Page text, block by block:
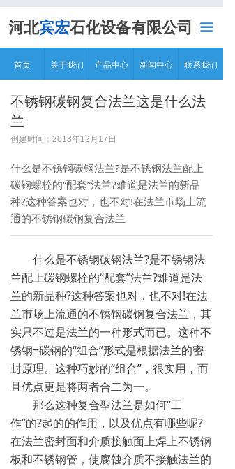
끀
关于我们
产品中心
生产设备
资质荣誉
销售网络
新闻中心
联系我们
河北宾宏石化设备有限公司
首页 关于我们 产品中心 新闻中心 联系我们
不锈钢碳钢复合法兰这是什么法
兰
创建时间： 2018年12月17日
什么是不锈钢碳钢法兰?是不锈钢法兰配上
碳钢螺栓的“配套”法兰?难道是法兰的新品
种?这种答案也对，也不对!在法兰市场上流
通的不锈钢碳钢复合法兰
什么是不锈钢碳钢法兰?是不锈钢法
兰配上碳钢螺栓的“配套”法兰?难道是法
兰的新品种?这种答案也对，也不对!在法
兰市场上流通的不锈钢碳钢复合法兰，其
实只不过是法兰的一种形式而已。这种不
锈钢+碳钢的“组合”形式是根据法兰的密
封原理。这种巧妙的“组合”，很实用，而
且优点更是将两者合二为一。
那么这种复合型法兰是如何“工
作”的?起的的作用，以及优点有哪些呢?
在法兰密封面和介质接触面上焊上不锈钢
板和不锈钢管，使腐蚀介质不接触法兰的